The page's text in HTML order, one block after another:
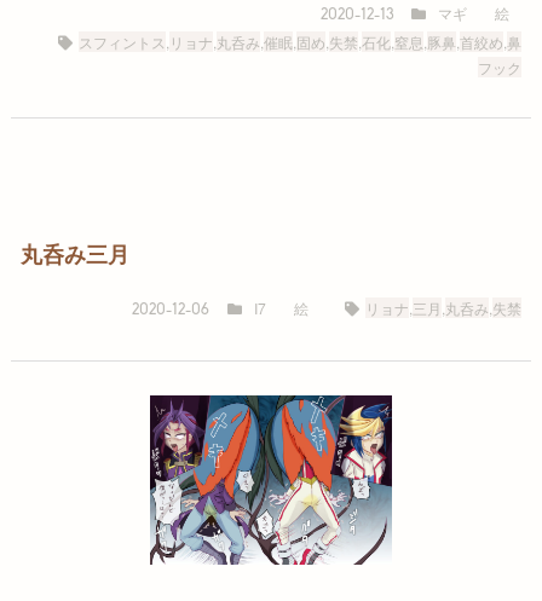
2020-12-13 マギ
絵
スフィントス リョナ 丸呑み ,催眠 固め 失禁 ,石化 窒息 豚鼻 ,首絞め ,鼻
フック
丸呑み三月
2020-12-06 I7 絵 リョナ 三月 丸呑み 失禁